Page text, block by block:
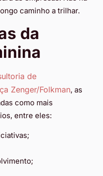
caminho a trilhar.
da
de
Zenger/Folkman, as
como mais
entre eles: